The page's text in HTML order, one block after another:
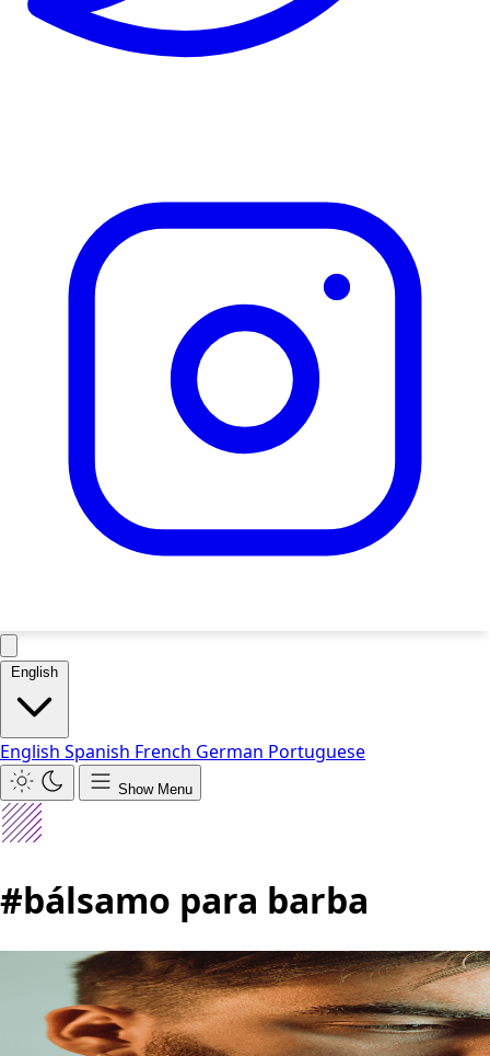
English
English Spanish French German Portuguese
Show Menu
#bálsamo para barba